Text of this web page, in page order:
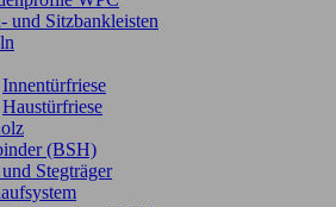
und Sitzbankleisten
Innentürfriese
Haustürfriese
(BSH)
Stegträger